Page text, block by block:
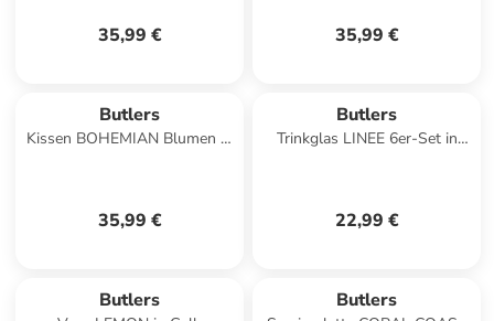
35,99 € 35,99 €
Butlers
Kissen BOHEMIAN Blumen in
35,99 €
Butlers
Trinkglas LINEE 6er-Set in
22,99 €
Butlers Butlers